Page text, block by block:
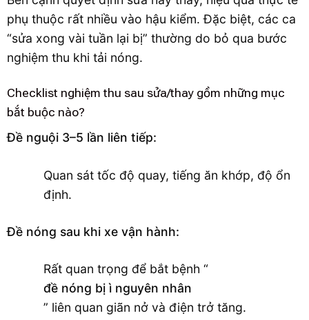
phụ thuộc rất nhiều vào hậu kiểm. Đặc biệt, các ca
“sửa xong vài tuần lại bị” thường do bỏ qua bước
nghiệm thu khi tải nóng.
Checklist nghiệm thu sau sửa/thay gồm những mục
bắt buộc nào?
Đề nguội 3–5 lần liên tiếp:
Quan sát tốc độ quay, tiếng ăn khớp, độ ổn
định.
Đề nóng sau khi xe vận hành:
Rất quan trọng để bắt bệnh “
đề nóng bị ì nguyên nhân
” liên quan giãn nở và điện trở tăng.